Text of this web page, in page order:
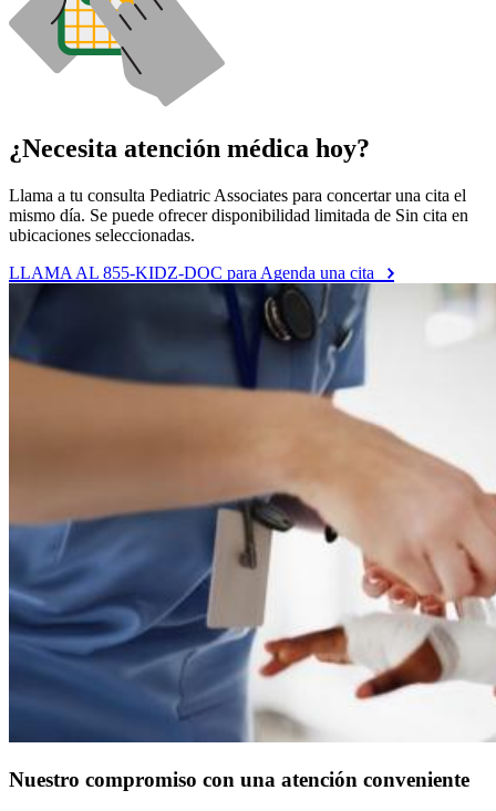
¿Necesita atención médica hoy?
Llama a tu consulta Pediatric Associates para concertar una cita el
mismo día. Se puede ofrecer disponibilidad limitada de Sin cita en
ubicaciones seleccionadas.
LLAMA AL 855-KIDZ-DOC para Agenda una cita
Nuestro compromiso con una atención conveniente